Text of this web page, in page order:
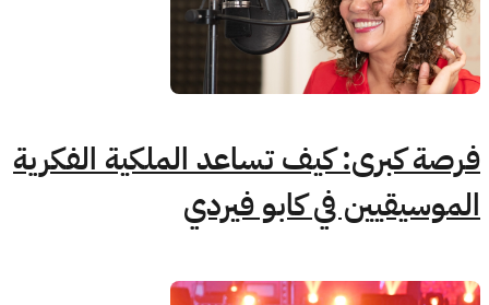
فرصة كبرى: كيف تساعد الملكية الفكرية
الموسيقيين في كابو فيردي